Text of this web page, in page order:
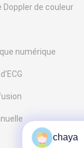
de couleur
numérique
chaya